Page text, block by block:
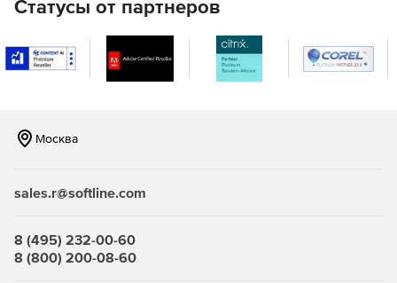
Статусы от партнеров
Москва
sales.r@softline.com
8 (495) 232-00-60
8 (800) 200-08-60